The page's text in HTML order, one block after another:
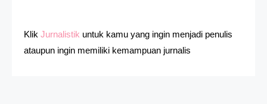
Klik Jurnalistik untuk kamu yang ingin menjadi penulis
ataupun ingin memiliki kemampuan jurnalis